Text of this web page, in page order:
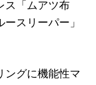
ス「ムアツ布
スリーパー」
ングに機能性マ